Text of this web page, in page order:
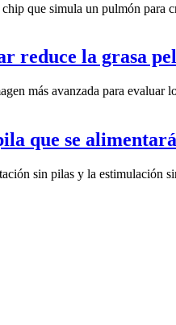
que simula un pulmón para
reduce la grasa
más avanzada para evaluar
que se
sin pilas y la estimulación